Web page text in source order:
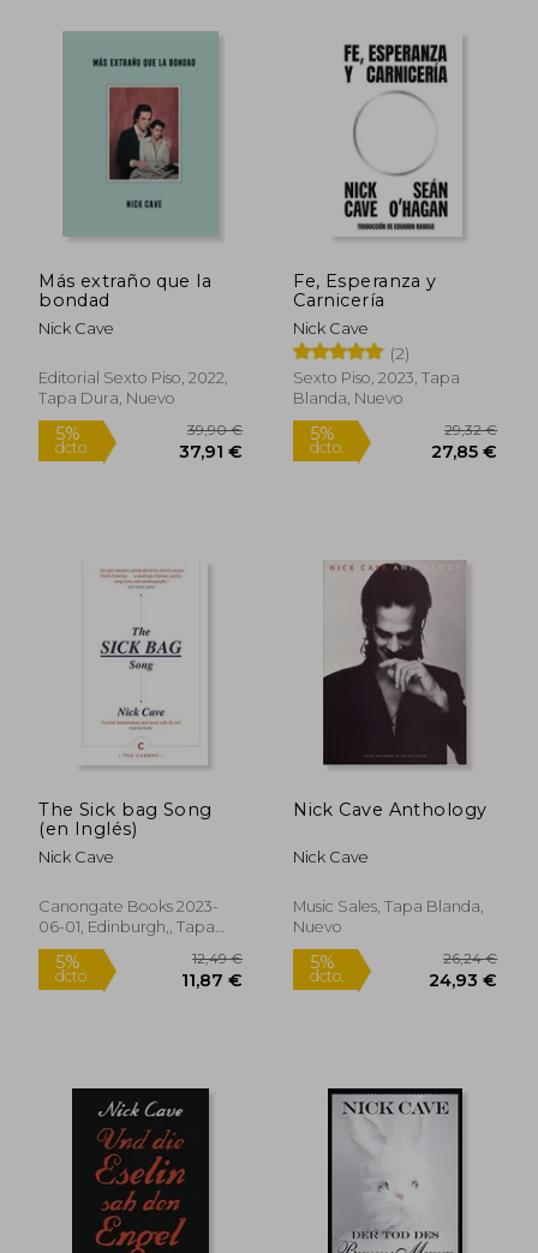
5%
dcto.
Más extraño que la
bondad
Nick Cave
Editorial Sexto Piso, 2022,
Tapa Dura, Nuevo
5%
dcto.
Fe, Esperanza y
Carnicería
Nick Cave
(2)
Sexto Piso, 2023, Tapa
Blanda, Nuevo
dcto.
The Sick bag Song
(en Inglés)
Nick Cave
Canongate Books 2023-
06-01, Edinburgh,, Tapa
Blanda, Nuevo
Nick Cave Anthology
Nick Cave
Music Sales, Tapa Blanda,
Nuevo